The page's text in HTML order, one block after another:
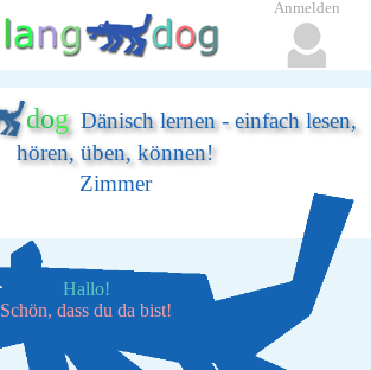
dogDänisch lernen - einfach lesen,
hören, üben, können!
Zimmer
Hallo!
Schön, dass du da bist!
Anmelden